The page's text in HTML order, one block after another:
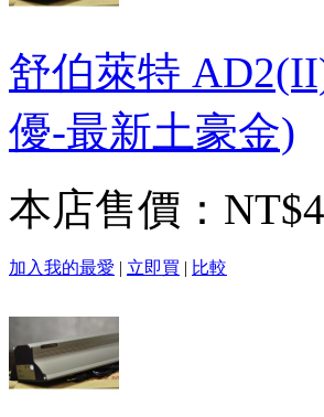
舒伯萊特
優-最新土豪金)
本店售價：
加入我的最愛 | 立即買 | 比較